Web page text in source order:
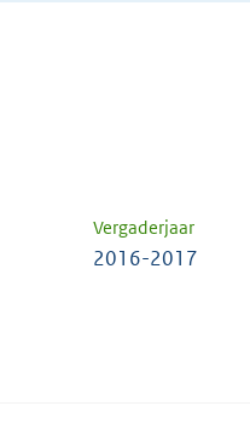
Vergaderjaar
2016-2017